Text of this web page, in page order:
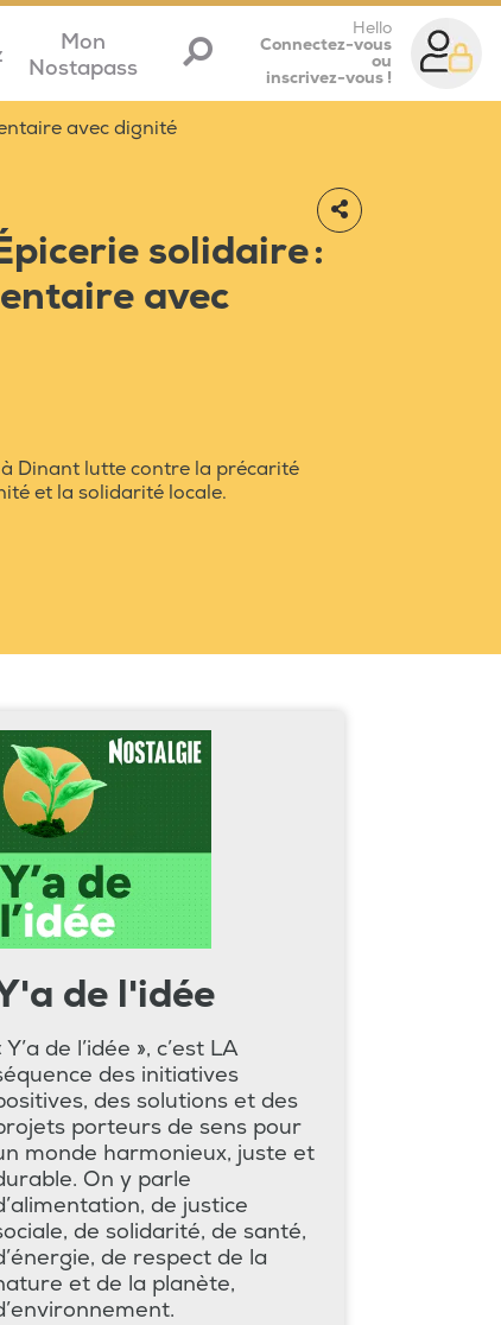
Mon
Nostapass
Hello
Connectez-vous
ou
inscrivez-vous !
avec dignité
solidaire :
avec
Dinant lutte contre la précarité
et la solidarité locale.
de l'idée
Y’a de l’idée », c’est LA
des initiatives
des solutions et des
porteurs de sens pour
monde harmonieux, juste et
On y parle
de justice
de solidarité, de santé,
de respect de la
et de la planète,